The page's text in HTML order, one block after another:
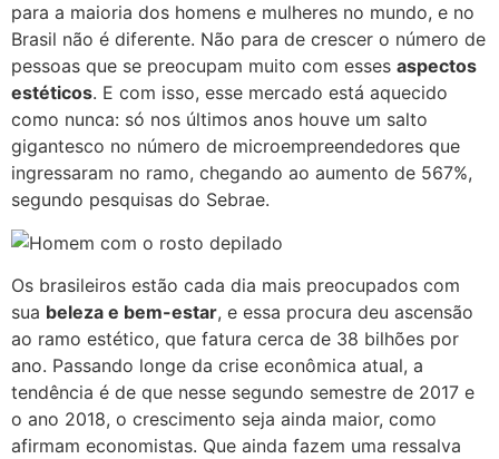
para a maioria dos homens e mulheres no mundo, e no
Brasil não é diferente. Não para de crescer o número de
pessoas que se preocupam muito com esses aspectos
estéticos. E com isso, esse mercado está aquecido
como nunca: só nos últimos anos houve um salto
gigantesco no número de microempreendedores que
ingressaram no ramo, chegando ao aumento de 567%,
segundo pesquisas do Sebrae.
Os brasileiros estão cada dia mais preocupados com
sua beleza e bem-estar, e essa procura deu ascensão
ao ramo estético, que fatura cerca de 38 bilhões por
ano. Passando longe da crise econômica atual, a
tendência é de que nesse segundo semestre de 2017 e
o ano 2018, o crescimento seja ainda maior, como
afirmam economistas. Que ainda fazem uma ressalva